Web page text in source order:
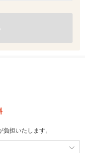
担いたします。